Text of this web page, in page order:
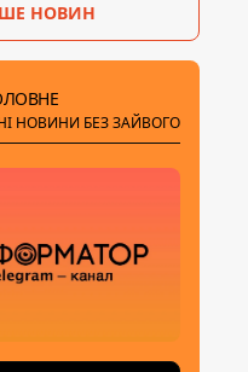
НОВИН
НОВИНИ БЕЗ ЗАЙВОГО